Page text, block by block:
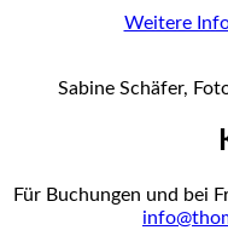
Weitere
Sabine Schäfer,
Für Buchungen und bei